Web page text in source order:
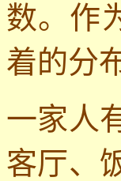
数。作
着的分
一家人
客厅、